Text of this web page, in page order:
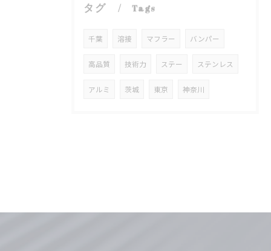
タグ Tags
千葉 溶接 マフラー バンパー
高品質 技術力 ステー ステンレス
アルミ 茨城 東京 神奈川